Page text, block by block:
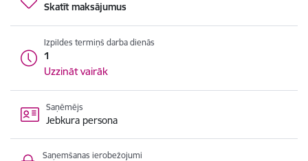
Skatīt maksājumus
Izpildes termiņš darba dienās
1
Uzzināt vairāk
Saņēmējs
Jebkura persona
Saņemšanas ierobežojumi